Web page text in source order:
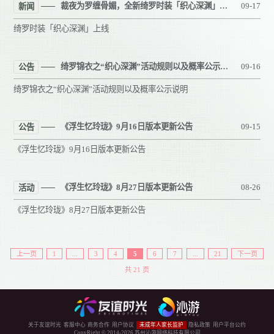
新闻 09-17
裁夜为罗缠骨媚，全新绮罗时装「织心深渊」上线！
绮罗时装「织心深渊」上线
公告 09-16
绮罗锦衣之“织心深渊”活动规则以及概率公示说明
绮罗锦衣之“织心深渊”活动规则以及概率公示说明
公告 09-15
《浮生忆玲珑》9月16日版本更新公告
《浮生忆玲珑》9月16日版本更新公告
活动 08-26
《浮生忆玲珑》8月27日版本更新公告
《浮生忆玲珑》8月27日版本更新公告
上一页 1 3 4 5 6 7 21 下一页
共 21 页
关于友谊时光 客服中心 商务合作 用户协议 未成年人家长监护 隐私政策 用户平台公约